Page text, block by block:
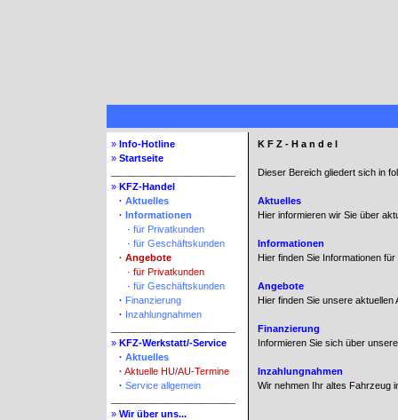
» Info-Hotline
» Startseite
» KFZ-Handel
· Aktuelles
· Informationen
· für Privatkunden
· für Geschäftskunden
· Angebote
· für Privatkunden
· für Geschäftskunden
· Finanzierung
· Inzahlungnahmen
» KFZ-Werkstatt/-Service
· Aktuelles
· Aktuelle HU/AU-Termine
· Service allgemein
» Wir über uns...
K F Z - H a n d e l
Dieser Bereich gliedert sich in
Aktuelles
Hier informieren wir Sie über
Informationen
Hier finden Sie Informationen
Angebote
Hier finden Sie unsere
Finanzierung
Informieren Sie sich über
Inzahlungnahmen
Wir nehmen Ihr altes Fahrzeug